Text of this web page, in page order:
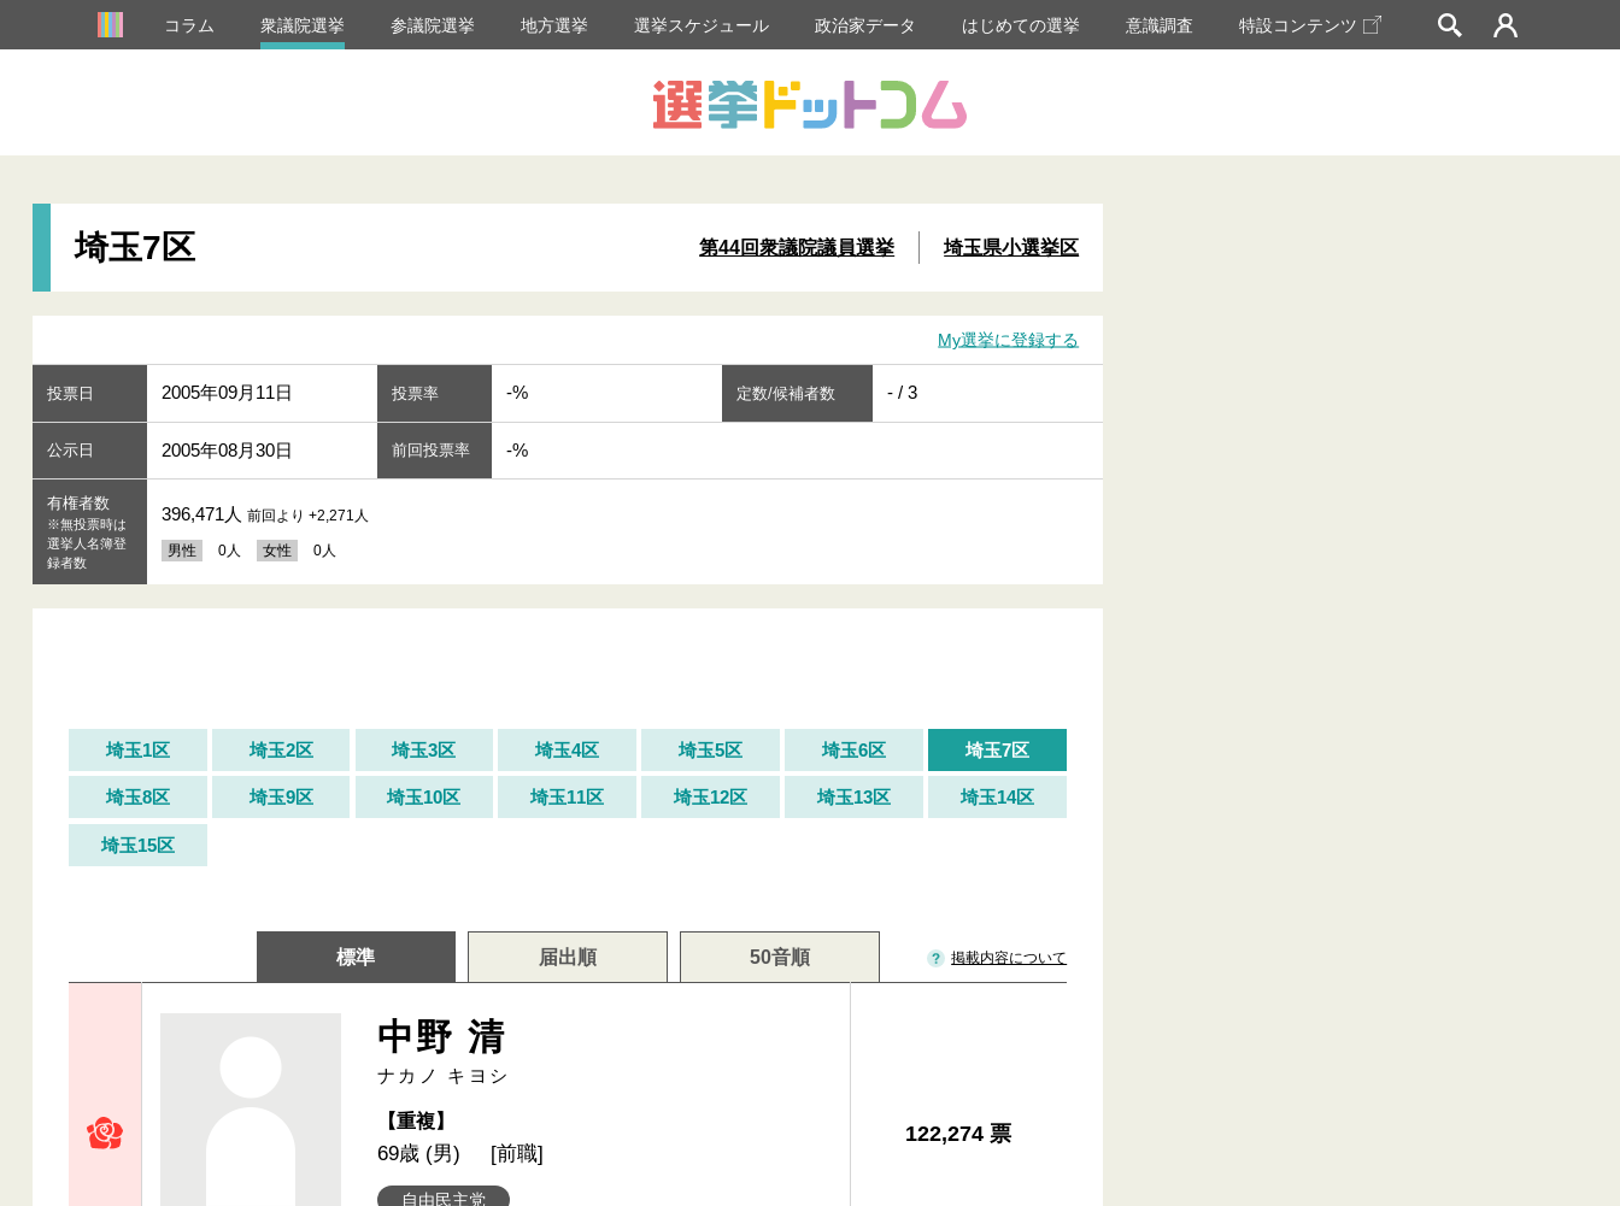
コラム 衆議院選挙 参議院選挙 地方選挙 選挙スケジュール 政治家データ はじめての選挙 意識調査 特設コンテンツ
埼玉7区 第44回衆議院議員選挙 埼玉県小選挙区
My選挙に登録する
投票日 2005年09月11日 投票率 -% 定数/候補者数 - / 3
公示日 2005年08月30日 前回投票率 -%
有権者数
※無投票時は
選挙人名簿登
録者数
396,471人 前回より +2,271人
男性 0人 女性 0人
埼玉1区 埼玉2区 埼玉3区 埼玉4区 埼玉5区 埼玉6区 埼玉7区
埼玉8区 埼玉9区 埼玉10区 埼玉11区 埼玉12区 埼玉13区 埼玉14区
埼玉15区
標準 届出順 50音順 掲載内容について
中野 清
ナカノ キヨシ
自由民主党
【重複】
69歳 (男) [前職]
122,274 票